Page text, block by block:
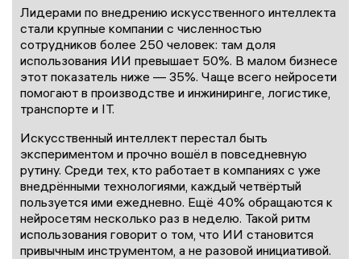
Лидерами по внедрению искусственного интеллекта
стали крупные компании с численностью
сотрудников более 250 человек: там доля
использования ИИ превышает 50%. В малом бизнесе
этот показатель ниже — 35%. Чаще всего нейросети
помогают в производстве и инжиниринге, логистике,
транспорте и IT.
Искусственный интеллект перестал быть
экспериментом и прочно вошёл в повседневную
рутину. Среди тех, кто работает в компаниях с уже
внедрёнными технологиями, каждый четвёртый
пользуется ими ежедневно. Ещё 40% обращаются к
нейросетям несколько раз в неделю. Такой ритм
использования говорит о том, что ИИ становится
привычным инструментом, а не разовой инициативой.